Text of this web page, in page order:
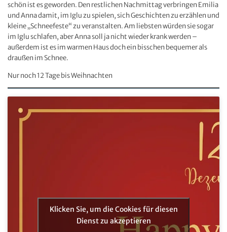
schön ist es geworden. Den restlichen Nachmittag verbringen Emilia
und Anna damit, im Iglu zu spielen, sich Geschichten zu erzählen und
kleine „Schneefeste“ zu veranstalten. Am liebsten würden sie sogar
im Iglu schlafen, aber Anna soll ja nicht wieder krank werden –
außerdem ist es im warmen Haus doch ein bisschen bequemer als
draußen im Schnee.
Nur noch 12 Tage bis Weihnachten
Klicken Sie, um die Cookies für diesen
Dienst zu akzeptieren